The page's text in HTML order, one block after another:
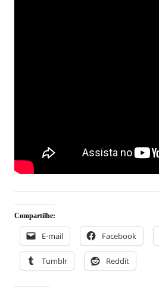
Compartilhe:
E-mail Facebook
Tumblr Reddit